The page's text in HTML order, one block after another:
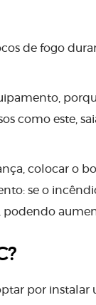
de fogo
como este,
colocar o
se o
por instalar